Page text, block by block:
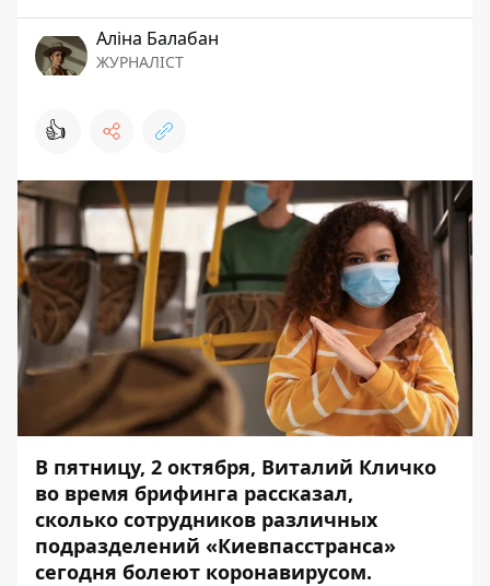
Аліна Балабан
ЖУРНАЛІСТ
👍
В пятницу, 2 октября, Виталий Кличко
во время брифинга рассказал,
сколько сотрудников различных
подразделений «Киевпасстранса»
сегодня болеют коронавирусом.